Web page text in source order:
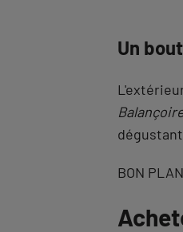
Un
BON
Revenir